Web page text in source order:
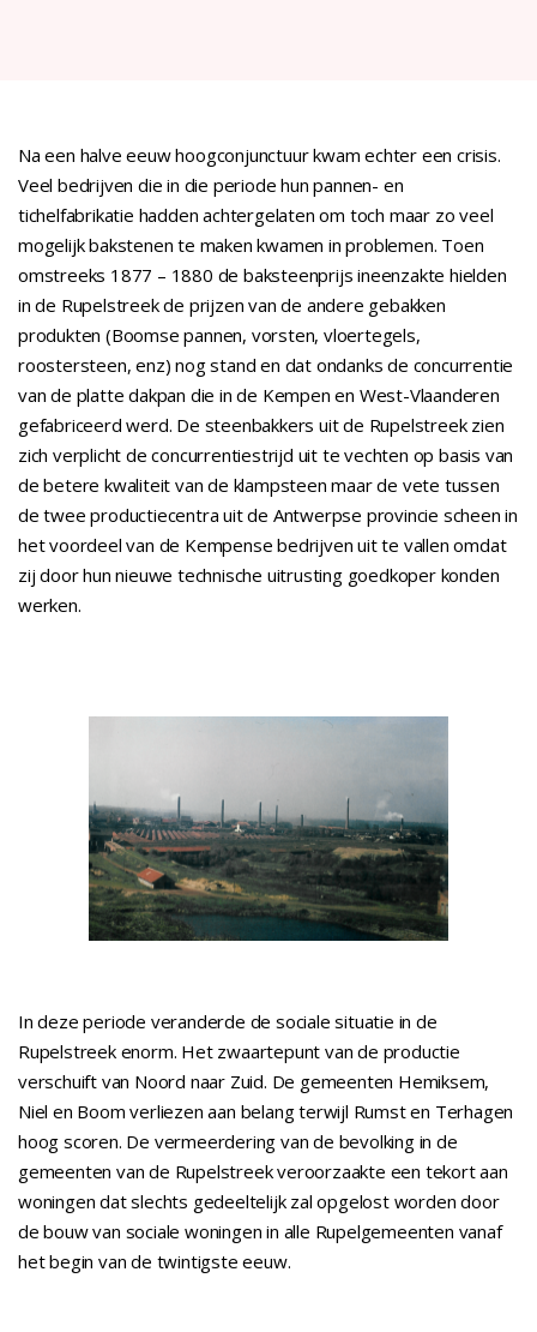
Na een halve eeuw hoogconjunctuur kwam echter een crisis.
Veel bedrijven die in die periode hun pannen- en
tichelfabrikatie hadden achtergelaten om toch maar zo veel
mogelijk bakstenen te maken kwamen in problemen. Toen
omstreeks 1877 – 1880 de baksteenprijs ineenzakte hielden
in de Rupelstreek de prijzen van de andere gebakken
produkten (Boomse pannen, vorsten, vloertegels,
roostersteen, enz) nog stand en dat ondanks de concurrentie
van de platte dakpan die in de Kempen en West-Vlaanderen
gefabriceerd werd. De steenbakkers uit de Rupelstreek zien
zich verplicht de concurrentiestrijd uit te vechten op basis van
de betere kwaliteit van de klampsteen maar de vete tussen
de twee productiecentra uit de Antwerpse provincie scheen in
het voordeel van de Kempense bedrijven uit te vallen omdat
zij door hun nieuwe technische uitrusting goedkoper konden
werken.
In deze periode veranderde de sociale situatie in de
Rupelstreek enorm. Het zwaartepunt van de productie
verschuift van Noord naar Zuid. De gemeenten Hemiksem,
Niel en Boom verliezen aan belang terwijl Rumst en Terhagen
hoog scoren. De vermeerdering van de bevolking in de
gemeenten van de Rupelstreek veroorzaakte een tekort aan
woningen dat slechts gedeeltelijk zal opgelost worden door
de bouw van sociale woningen in alle Rupelgemeenten vanaf
het begin van de twintigste eeuw.